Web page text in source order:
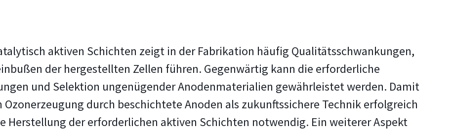
aktiven Schichten zeigt in der Fabrikation häufig Qualitätsschwankungen,
der hergestellten Zellen führen. Gegenwärtig kann die erforderliche
und Selektion ungenügender Anodenmaterialien gewährleistet werden. Damit
durch beschichtete Anoden als zukunftssichere Technik erfolgreich
Herstellung der erforderlichen aktiven Schichten notwendig. Ein weiterer Aspekt